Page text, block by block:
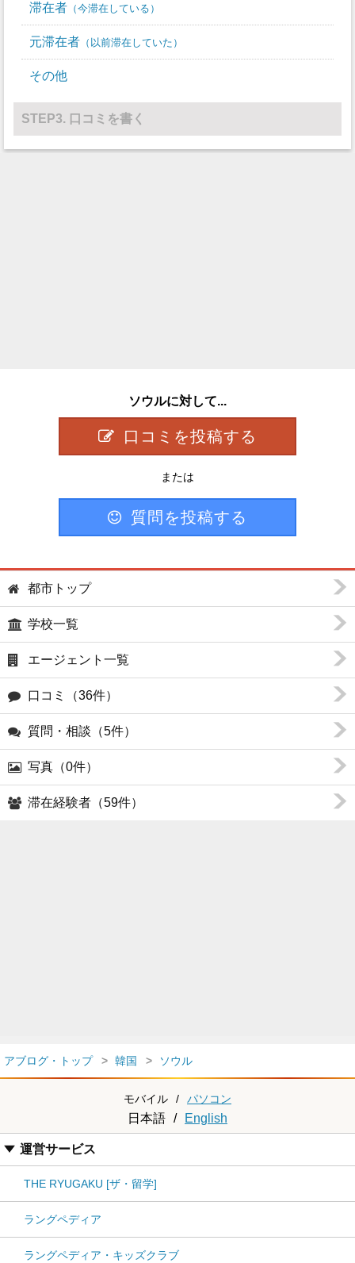
滞在者 今滞在している
元滞在者 以前滞在していた
その他
STEP3. 口コミを書く
ソウルに対して...
口コミを投稿する
または
質問を投稿する
都市トップ
学校一覧
エージェント一覧
口コミ（36件）
質問・相談（5件）
写真（0件）
滞在経験者（59件）
アブログ・トップ 韓国 ソウル
モバイル / パソコン
日本語 / English
運営サービス
THE RYUGAKU [ザ・留学]
ラングペディア
ラングペディア・キッズクラブ